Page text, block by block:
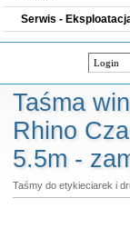
Serwis -
Taśma
Rhino
5.5m -
Taśmy do etykieciarek i